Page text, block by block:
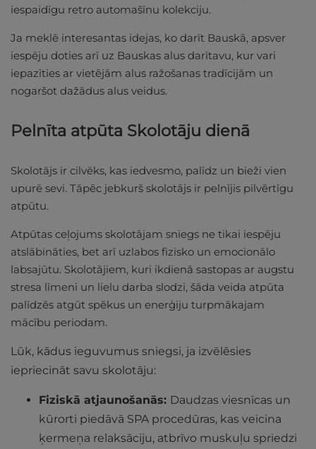
iespaidīgu retro automašīnu kolekciju.
Ja meklē interesantas idejas, ko darīt Bauskā, apsver
iespēju doties arī uz Bauskas alus darītavu, kur vari
iepazīties ar vietējām alus ražošanas tradīcijām un
nogaršot dažādus alus veidus.
Pelnīta atpūta Skolotāju dienā
Skolotājs ir cilvēks, kas iedvesmo, palīdz un bieži vien
upurē sevi. Tāpēc jebkurš skolotājs ir pelnījis pilvērtīgu
atpūtu.
Atpūtas ceļojums skolotājam sniegs ne tikai iespēju
atslābināties, bet arī uzlabos fizisko un emocionālo
labsajūtu. Skolotājiem, kuri ikdienā sastopas ar augstu
stresa līmeni un lielu darba slodzi, šāda veida atpūta
palīdzēs atgūt spēkus un enerģiju turpmākajam
mācību periodam.
Lūk, kādus ieguvumus sniegsi, ja izvēlēsies
iepriecināt savu skolotāju:
Fiziskā atjaunošanās: Daudzas viesnīcas un
kūrorti piedāvā SPA procedūras, kas veicina
ķermeņa relaksāciju, atbrīvo muskuļu spriedzi